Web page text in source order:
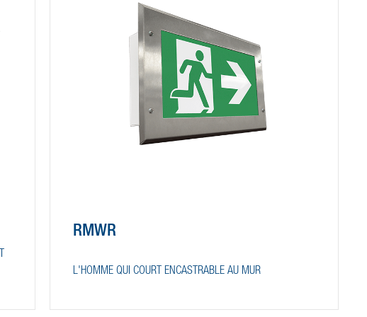
RMWR
L'HOMME QUI COURT ENCASTRABLE AU MUR